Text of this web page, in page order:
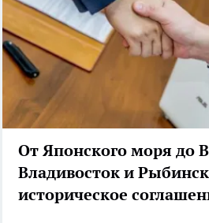
От Японского моря до
Владивосток и
историческое